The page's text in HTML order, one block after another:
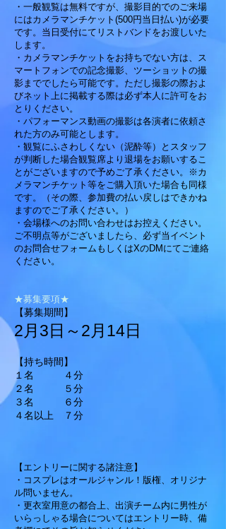
・一般観覧は無料ですが、撮影目的でのご来場
にはカメラマンチケット(500円当日払い)が必要
です。当日受付にてリストバンドをお渡しいた
します。
・カメラマンチケットをお持ちでない方は、ス
マートフォンでの記念撮影、ツーショットの撮
影まででしたら可能です。ただし撮影の際およ
びネット上に掲載する際は必ず本人に許可をお
とりください。
・パフォーマンス動画の撮影は各演者に依頼さ
れた方のみ可能とします。
・観覧にふさわしくない（泥酔等）とスタッフ
が判断した場合観覧席より退場をお願いするこ
とがございますので予めご了承ください。※カ
メラマンチケット等をご購入頂いた場合も同様
です。（その際、参加費の払い戻しはできかね
ますのでご了承ください。）
・会場様へのお問い合わせはお控えください。
ご不明点等がございましたら、必ず当イベント
のお問合せフォームもしくはXのDMにてご連絡
ください。​
​★募集要項★
【募集期間​】
2月3日～2月14日
【持ち時間​】
１名 ４分
２名 ５分
３名 ６分
４名以上 ７分
【エントリーに関する諸注意】
・コスプレはオールジャンル！版権、オリジナ
ル問いません。
・更衣室用意の都合上、出演チーム内に男性が
いらっしゃる場合についてはエントリー時、備